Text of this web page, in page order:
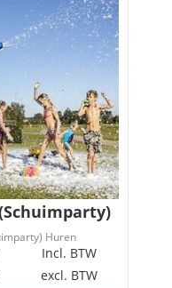
Huren
Incl. BTW
excl. BTW